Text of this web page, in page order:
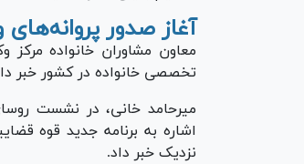
آغاز صدور
معاون مشاوران خانواده مرکز
تخصصی خانواده در کشور خبر
میرحامد خانی، در نشست
اشاره به برنامه جدید قوه
نزدیک خبر داد.